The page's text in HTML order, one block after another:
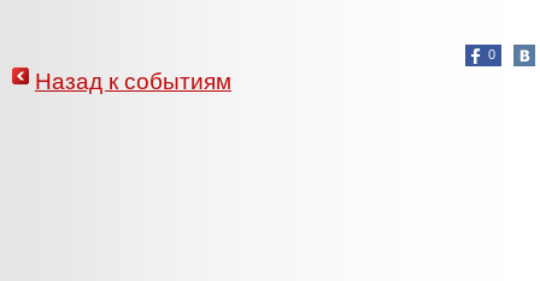
0
Назад к событиям